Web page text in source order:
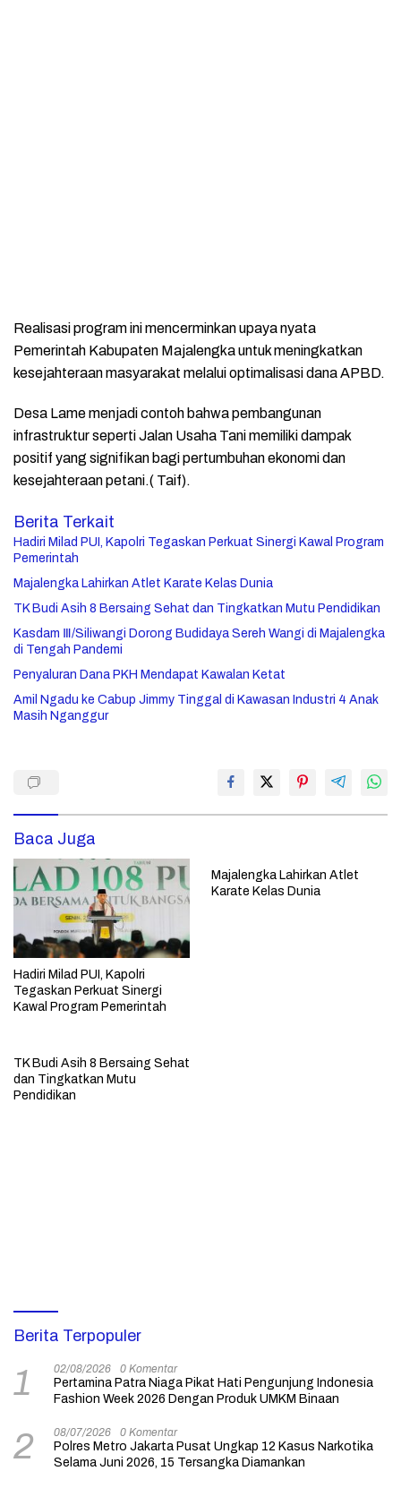
Realisasi program ini mencerminkan upaya nyata
Pemerintah Kabupaten Majalengka untuk meningkatkan
kesejahteraan masyarakat melalui optimalisasi dana APBD.
Desa Lame menjadi contoh bahwa pembangunan
infrastruktur seperti Jalan Usaha Tani memiliki dampak
positif yang signifikan bagi pertumbuhan ekonomi dan
kesejahteraan petani.( Taif).
Berita Terkait
Hadiri Milad PUI, Kapolri Tegaskan Perkuat Sinergi Kawal Program
Pemerintah
Majalengka Lahirkan Atlet Karate Kelas Dunia
TK Budi Asih 8 Bersaing Sehat dan Tingkatkan Mutu Pendidikan
Kasdam Ⅲ️/Siliwangi Dorong Budidaya Sereh Wangi di Majalengka
di Tengah Pandemi
Penyaluran Dana PKH Mendapat Kawalan Ketat
Amil Ngadu ke Cabup Jimmy Tinggal di Kawasan Industri 4 Anak
Masih Nganggur
Baca Juga
Hadiri Milad PUI, Kapolri
Tegaskan Perkuat Sinergi
Kawal Program Pemerintah
Majalengka Lahirkan Atlet
Karate Kelas Dunia
TK Budi Asih 8 Bersaing Sehat
dan Tingkatkan Mutu
Pendidikan
Berita Terpopuler
1 02/08/2026 0 Komentar
Pertamina Patra Niaga Pikat Hati Pengunjung Indonesia
Fashion Week 2026 Dengan Produk UMKM Binaan
2 08/07/2026 0 Komentar
Polres Metro Jakarta Pusat Ungkap 12 Kasus Narkotika
Selama Juni 2026, 15 Tersangka Diamankan